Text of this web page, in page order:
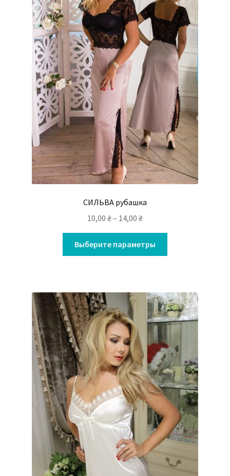
СИЛЬВА рубашка
10,00 ₴– 14,00 ₴
Выберите параметры